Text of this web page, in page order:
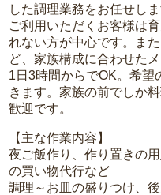
した調理業務をお任せしま
ご利用いただくお客様は
れない方が中心です。ま
ど、家族構成に合わせた
1日3時間からでOK。希望
きます。家族の前でしか
歓迎です。
【主な作業内容】
夜ご飯作り、作り置きの
の買い物代行など
調理～お皿の盛りつけ、